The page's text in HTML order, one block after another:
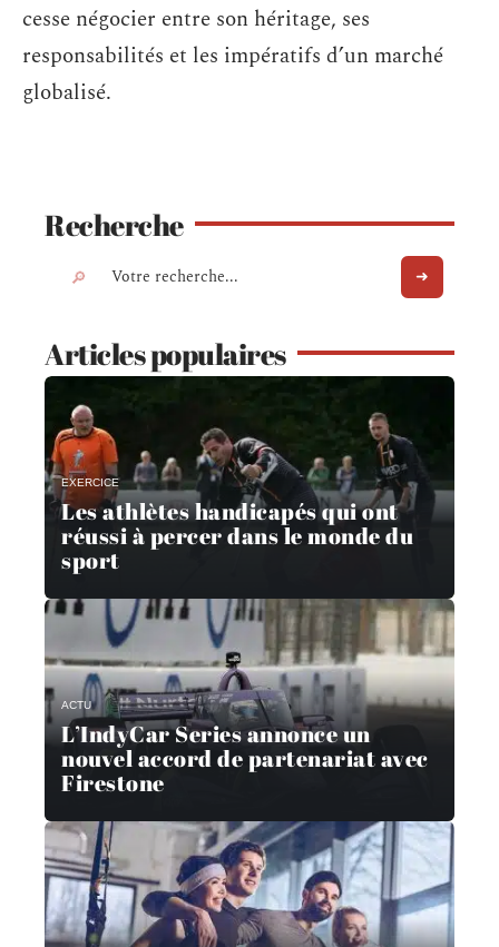
cesse négocier entre son héritage, ses
responsabilités et les impératifs d’un marché
globalisé.
Recherche
Articles populaires
EXERCICE
Les athlètes handicapés qui ont
réussi à percer dans le monde du
sport
ACTU
L’IndyCar Series annonce un
nouvel accord de partenariat avec
Firestone